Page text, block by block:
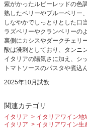
紫がかったルビーレッドの色調
熟したベリーやブルーベリー
しなやかでしっとりとした口
ラズベリーやクランベリーの
裏側にカシスやダークチェリ
酸は溌剌としており、タンニ
イタリアの陽気さに加え、シ
トマトソースのパスタや煮込
2025年10月試飲
関連カテゴリ
イタリア イタリアワイン地
イタリア
イタリアワイン生